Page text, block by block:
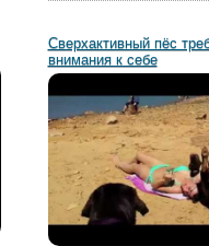
Сверхактивный пёс
внимания к себе